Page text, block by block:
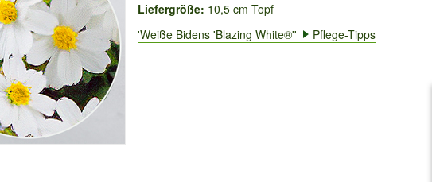
Liefergröße: 10,5 cm Topf
'Weiße Bidens 'Blazing White®''
Pflege-Tipps